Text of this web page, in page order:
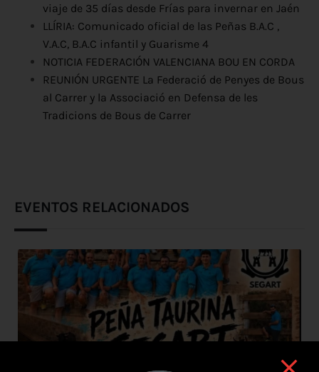
viaje de 35 días desde Frías para invernar en Jaén
LLÍRIA: Comunicado oficial de las Peñas B.A.C ,
V.A.C, B.A.C infantil y Guarisme 4
NOTICIA FEDERACIÓN VALENCIANA BOU EN CORDA
REUNIÓN URGENTE La Federació de Penyes de Bous
al Carrer y la Associació en Defensa de les
Tradicions de Bous de Carrer
EVENTOS RELACIONADOS